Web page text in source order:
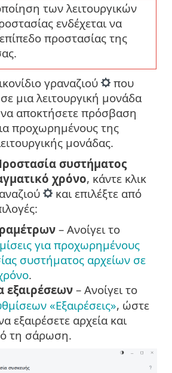
των λειτουργικών
ενδέχεται να
προστασίας της
γραναζιού
που
μια λειτουργική μονάδα
αποκτήσετε πρόσβαση
προχωρημένους της
μονάδας.
συστήματος
χρόνο, κάντε κλικ
και επιλέξτε από
– Ανοίγει το
για προχωρημένους
συστήματος αρχείων σε
.
εξαιρέσεων– Ανοίγει το
«Εξαιρέσεις», ώστε
εξαιρέσετε αρχεία και
τη σάρωση.